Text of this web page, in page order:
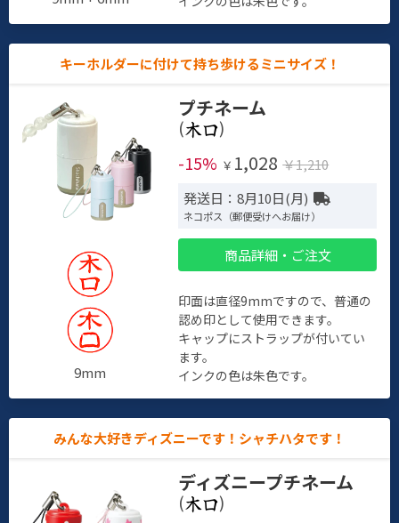
キーホルダーに付けて持ち歩けるミニサイズ！
9mm
プチネーム
(
)
-15% ￥ 1,028 ￥1,210
発送日：8月10日(月)
ネコポス（郵便受けへお届け）
商品詳細・ご注文
印面は直径9mmですので、普通の
認め印として使用できます。
キャップにストラップが付いてい
ます。
インクの色は朱色です。
みんな大好きディズニーです！シャチハタです！
ディズニープチネーム
( )